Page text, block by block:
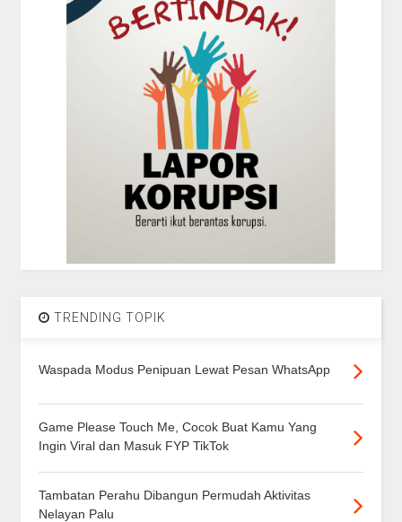
TRENDING TOPIK
Waspada Modus Penipuan Lewat Pesan WhatsApp
Game Please Touch Me, Cocok Buat Kamu Yang
Ingin Viral dan Masuk FYP TikTok
Tambatan Perahu Dibangun Permudah Aktivitas
Nelayan Palu